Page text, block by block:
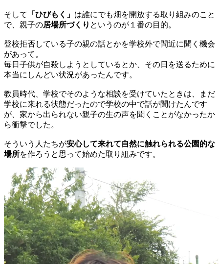
そして 「ひびもく」 は誰にでも畑を開放する取り組みのこと
で、親子の居場所づくり というのが１番の目的。
登校拒否している子の親の話とかを学校外で間近に聞く機会
があって。
毎日子供が自殺しようとしているとか、その日を送るために
本当にしんどい状況があったんです。
教員時代、学校でそのような相談を受けていたときは、まだ
学校に来れる状態だったので学校の中で話が聞けたんです
が、家から出られない親子の生の声を聞くことがなかったか
ら衝撃でした。
そういう人たちが安心して来れて自然に触れられる公園的な
場所を作ろうと思って始めた取り組みです。